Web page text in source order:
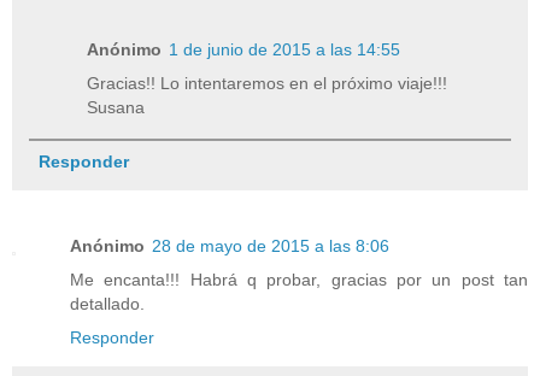
Anónimo 1 de junio de 2015 a las 14:55
Gracias!! Lo intentaremos en el próximo viaje!!!
Susana
Responder
Anónimo 28 de mayo de 2015 a las 8:06
Me encanta!!! Habrá q probar, gracias por un post tan
detallado.
Responder